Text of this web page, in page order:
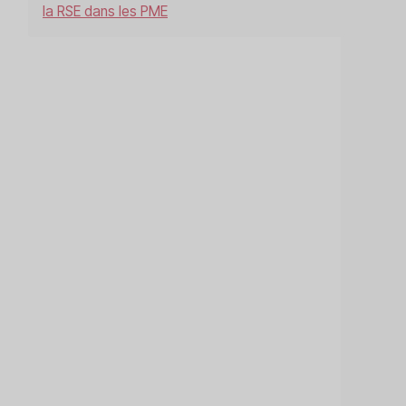
la RSE dans les PME